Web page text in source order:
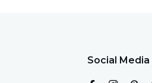
Social Media